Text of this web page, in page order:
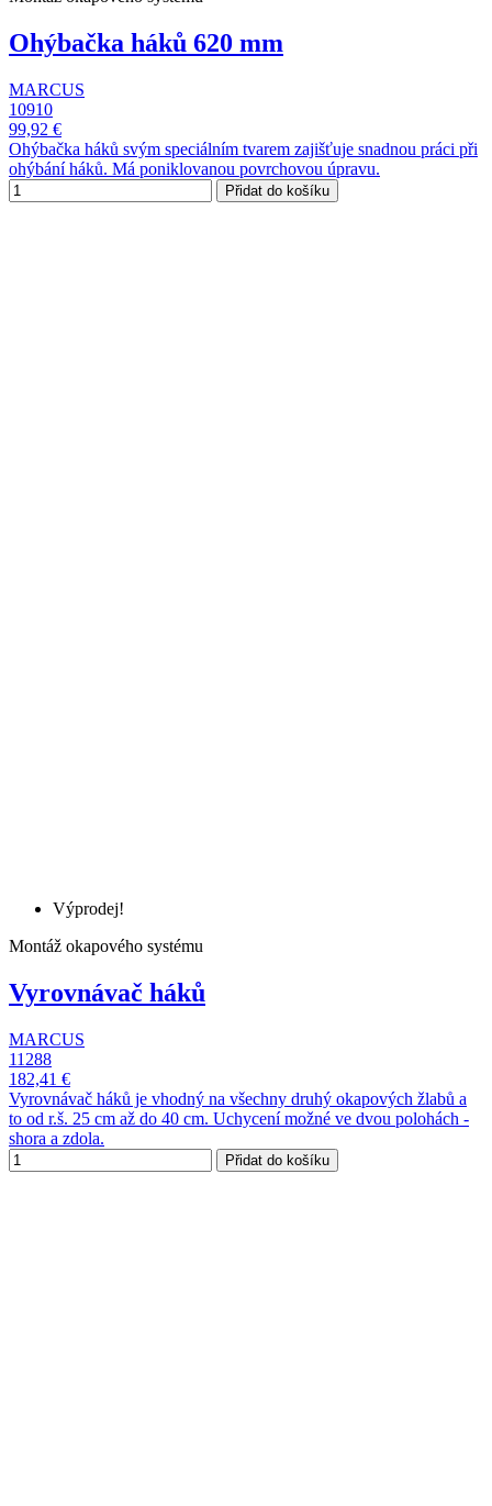
Ohýbačka háků 620 mm
MARCUS
10910
99,92 €
Ohýbačka háků svým speciálním tvarem zajišťuje snadnou práci při
ohýbání háků. Má poniklovanou povrchovou úpravu.
Přidat do košíku
Výprodej!
Montáž okapového systému
Vyrovnávač háků
MARCUS
11288
182,41 €
Vyrovnávač háků je vhodný na všechny druhý okapových žlabů a
to od r.š. 25 cm až do 40 cm. Uchycení možné ve dvou polohách -
shora a zdola.
Přidat do košíku